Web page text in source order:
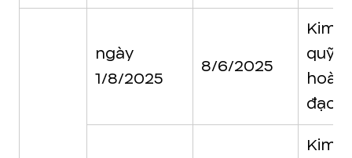
ngày
1/8/2025
8/6/2025
Kim
quỹ
đạo
Kim